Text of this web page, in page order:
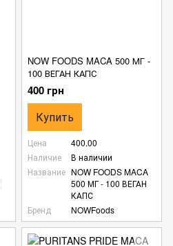
NOW FOODS MACA 500 МГ -
100 ВЕГАН КАПС
400 грн
Купить
Цена
400.00
Наличие
В наличии
Название NOW FOODS MACA
500 МГ - 100 ВЕГАН
КАПС
Бренд
NOWFoods